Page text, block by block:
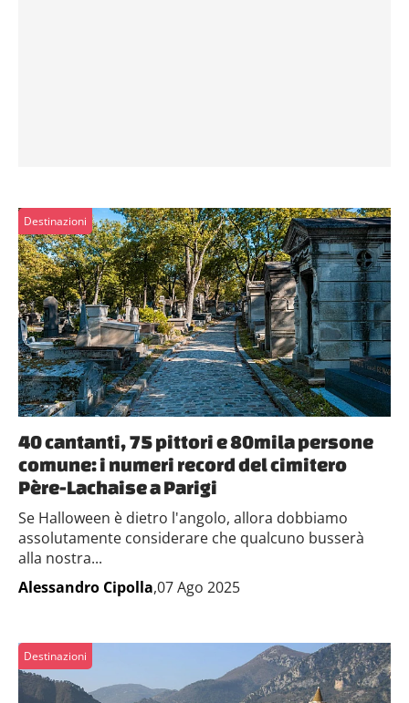
Destinazioni
40 cantanti, 75 pittori e 80mila persone
comune: i numeri record del cimitero
Père-Lachaise a Parigi
Se Halloween è dietro l'angolo, allora dobbiamo
assolutamente considerare che qualcuno busserà
alla nostra...
Alessandro Cipolla,07 Ago 2025
Destinazioni